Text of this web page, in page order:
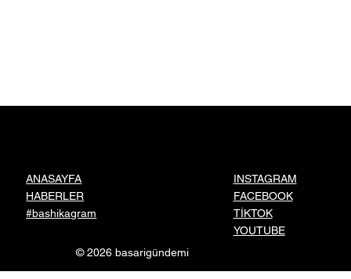
ANASAYFA
HABERLER
#bashikagram
INSTAGRAM
FACEBOOK
TİKTOK
YOUTUBE
© 2026 basarigündemi